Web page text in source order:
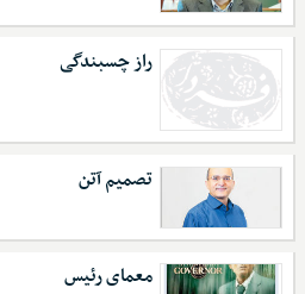
راز چسبندگی
تصمیم آتن
معمای رئیس